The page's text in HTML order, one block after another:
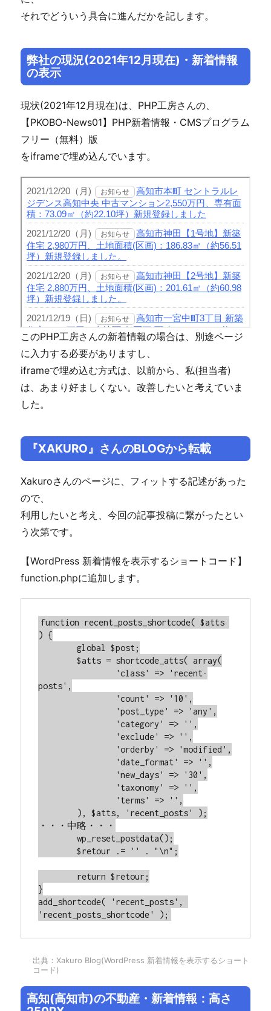
それでどういう具合に進んだかを記します。
弊社の現況(2021年12月現在)・新着情報
の表示
現状(2021年12月現在)は、PHP工房さんの、
【PKOBO-News01】PHP新着情報・CMSプログラム
フリー（無料）版
をiframeで埋め込んでいます。
このPHP工房さんの新着情報の場合は、別途ページ
に入力する必要がありますし、
iframeで埋め込む方式は、以前から、私(担当者)
は、あまり好ましくない。改善したいと考えていま
した。
『XAKURO』さんのBLOGから転載
Xakuroさんのページに、フィットする記述があった
ので、
利用したいと考え、今回の記事投稿に繋がったとい
う次第です。
【WordPress 新着情報を表示するショートコード】
function.phpに追加します。
function recent_posts_shortcode( $atts
) {
	global $post;
	$atts = shortcode_atts( array(
posts',
・・・中略・・・
	wp_reset_postdata();
	$retour .= '' . "\n";
}
add_shortcode( 'recent_posts',
'recent_posts_shortcode' );
出典：Xakuro Blog(WordPress 新着情報を表示するショート
コード)
高知(高知市)の不動産・新着情報：高さ